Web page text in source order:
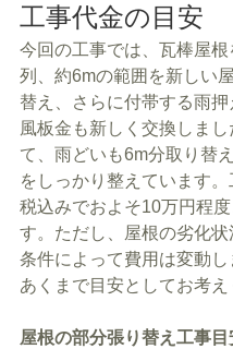
工事代金の目安
今回の工事では、瓦棒屋根
列、約6mの範囲を新しい
替え、さらに付帯する雨押
風板金も新しく交換しまし
て、雨どいも6m分取り替
をしっかり整えています
税込みでおよそ10万円程度
す。ただし、屋根の劣化
条件によって費用は変動し
あくまで目安としてお考え
屋根の部分張り替え工事目